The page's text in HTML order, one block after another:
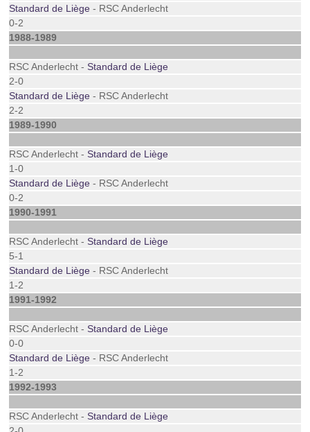
Standard de Liège - RSC Anderlecht
0-2
1988-1989
RSC Anderlecht -Standard de Liège
2-0
Standard de Liège - RSC Anderlecht
2-2
1989-1990
RSC Anderlecht -Standard de Liège
1-0
Standard de Liège - RSC Anderlecht
0-2
1990-1991
RSC Anderlecht -Standard de Liège
5-1
Standard de Liège - RSC Anderlecht
1-2
1991-1992
RSC Anderlecht -Standard de Liège
0-0
Standard de Liège - RSC Anderlecht
1-2
1992-1993
RSC Anderlecht -Standard de Liège